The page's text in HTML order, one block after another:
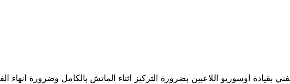
بقيادة اوسوريو اللاعبين بضرورة التركيز اثناء الماتش بالكامل وضرورة